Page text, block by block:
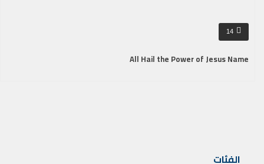
14
All Hail the Power of Jesus Name
الفئات